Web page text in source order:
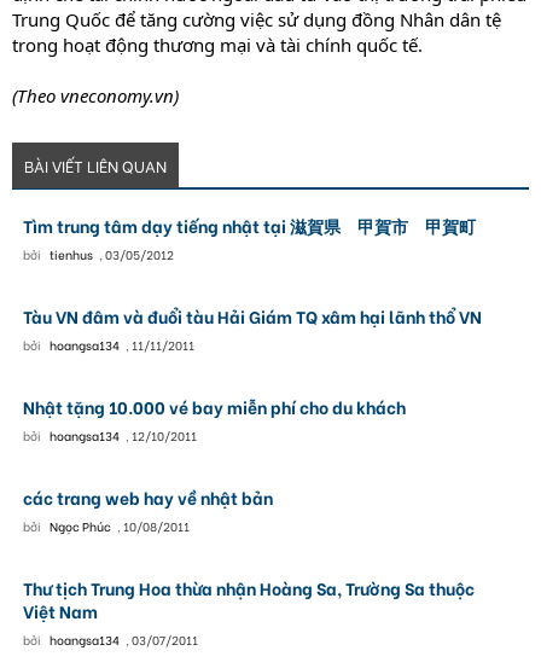
Trung Quốc để tăng cường việc sử dụng đồng Nhân dân tệ
trong hoạt động thương mại và tài chính quốc tế.
(Theo vneconomy.vn)
BÀI VIẾT LIÊN QUAN
Tìm trung tâm dạy tiếng nhật tại 滋賀県 甲賀市 甲賀町
bởi tienhus , 03/05/2012
Tàu VN đâm và đuổi tàu Hải Giám TQ xâm hại lãnh thổ VN
bởi hoangsa134 , 11/11/2011
Nhật tặng 10.000 vé bay miễn phí cho du khách
bởi hoangsa134 , 12/10/2011
các trang web hay về nhật bản
bởi Ngọc Phúc , 10/08/2011
Thư tịch Trung Hoa thừa nhận Hoàng Sa, Trường Sa thuộc
Việt Nam
bởi hoangsa134 , 03/07/2011